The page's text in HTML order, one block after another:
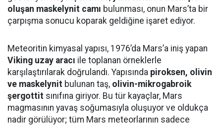
oluşan maskelynit camı bulunması, onun Mars’ta bir
çarpışma sonucu koparak geldiğine işaret ediyor.
Meteoritin kimyasal yapısı, 1976’da Mars’a iniş yapan
Viking uzay aracı ile toplanan örneklerle
karşılaştırılarak doğrulandı. Yapısında piroksen, olivin
ve maskelynit bulunan taş, olivin-mikrogabroik
şergottit sınıfına giriyor. Bu tür kayaçlar, Mars
magmasının yavaş soğumasıyla oluşuyor ve oldukça
nadir görülüyor; tüm Mars meteorlarının sadece